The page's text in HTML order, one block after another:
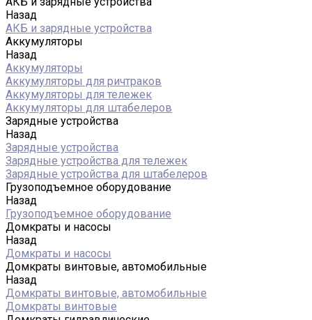
Назад
АКБ и зарядные устройства
Аккумуляторы
Назад
Аккумуляторы
Аккумуляторы для ричтраков
Аккумуляторы для тележек
Аккумуляторы для штабелеров
Зарядные устройства
Назад
Зарядные устройства
Зарядные устройства для тележек
Зарядные устройства для штабелеров
Грузоподъемное оборудование
Назад
Грузоподъемное оборудование
Домкраты и насосы
Назад
Домкраты и насосы
Домкраты винтовые, автомобильные
Назад
Домкраты винтовые, автомобильные
Домкраты винтовые